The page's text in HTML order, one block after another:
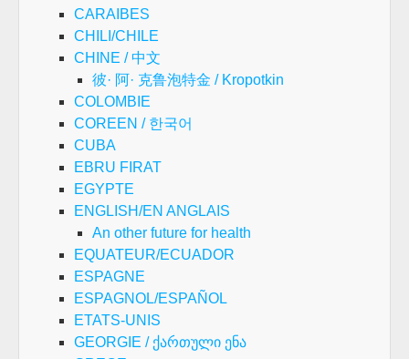
CARAIBES
CHILI/CHILE
CHINE / 中文
彼· 阿· 克鲁泡特金 / Kropotkin
COLOMBIE
COREEN / 한국어
CUBA
EBRU FIRAT
EGYPTE
ENGLISH/EN ANGLAIS
An other future for health
EQUATEUR/ECUADOR
ESPAGNE
ESPAGNOL/ESPAÑOL
ETATS-UNIS
GEORGIE / ქართული ენა